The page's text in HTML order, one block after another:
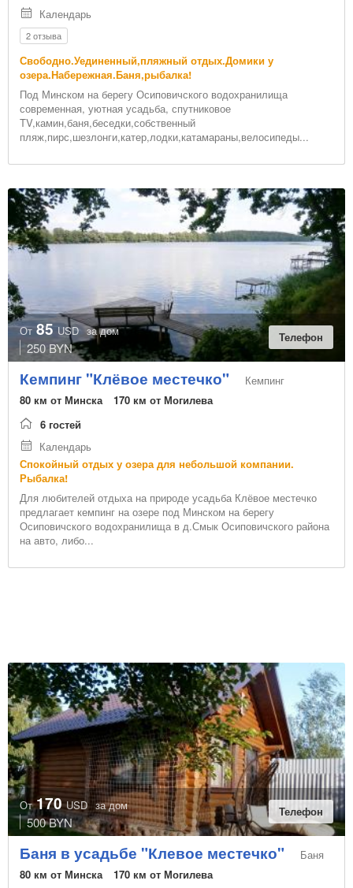
Осиповичский район
Город
Расстояние от Минска
Развлечение и услуги
семейный отдых
проведение мероприятий
организация питания
отдых у воды
прогулки
сдается по номерам
сбор грибов и ягод
трансфер
экскурсии
велосипеды
конференц-зал
охота
волейбольная площадка
лечение и оздоровление
катание на лошадях
прокат моторной лодки
стрельба
пейнтбол
апитерапия(лечение пчелами)
Раскрыть весь список
Инфраструктура
баня/сауна
мангал/барбекю
парковка
Wi-Fi
TV
мангал
баня
озеро
детская площадка
русская баня
велосипеды
бильярд
настольный теннис
пруд
европейская и белорусская кухня
речка
бадминтон
лодка
караоке
сад
Раскрыть весь список
Популярные направления
Спецпроекты
Свадьба за городом
Длительная аренда
Аренда беседки
Календарь
2 отзыва
Свободно.Уединенный,пляжный отдых.Домики у
озера.Набережная.Баня,рыбалка!
Под Минском на берегу Осиповичского водохранилища
современная, уютная усадьба, спутниковое
TV,камин,баня,беседки,собственный
пляж,пирс,шезлонги,катер,лодки,катамараны,велосипеды...
От 85USD за дом
250 BYN
Телефон
Кемпинг "Клёвое местечко"
Кемпинг
80 км от Минска
170 км от Могилева
6 гостей
Календарь
Спокойный отдых у озера для небольшой компании.
Рыбалка!
Для любителей отдыха на природе усадьба Клёвое местечко
предлагает кемпинг на озере под Минском на берегу
Осиповичского водохранилища в д.Смык Осиповичского района
на авто, либо...
От 170USD за дом
500 BYN
Телефон
Баня в усадьбе "Клевое местечко"
Баня
80 км от Минска
170 км от Могилева